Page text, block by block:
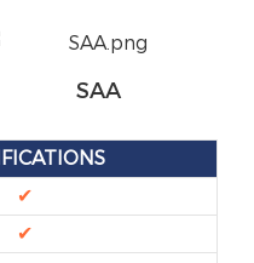
SAA
✔
✔